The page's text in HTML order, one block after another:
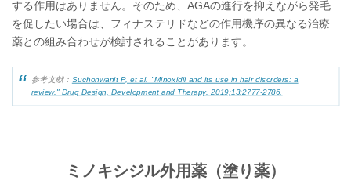
する作用はありません。 そのため、AGAの進行を抑えながら発毛
を促したい場合は、フィナステリドなどの作用機序の異なる治療
薬との組み合わせが検討されることがあります。
参考文献： Suchonwanit P, et al. "Minoxidil and its use in hair disorders: a
review." Drug Design, Development and Therapy. 2019;13:2777-2786.
ミノキシジル外用薬（塗り薬）